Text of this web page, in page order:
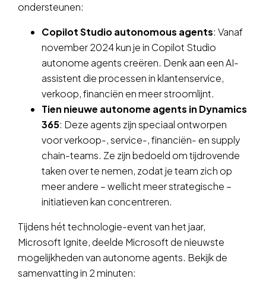
ondersteunen:
Copilot Studio autonomous agents: Vanaf
november 2024 kun je in Copilot Studio
autonome agents creëren. Denk aan een AI-
assistent die processen in klantenservice,
verkoop, financiën en meer stroomlijnt.
Tien nieuwe autonome agents in Dynamics
365: Deze agents zijn speciaal ontworpen
voor verkoop-, service-, financiën- en supply
chain-teams. Ze zijn bedoeld om tijdrovende
taken over te nemen, zodat je team zich op
meer andere – wellicht meer strategische –
initiatieven kan concentreren.
Tijdens hét technologie-event van het jaar,
Microsoft Ignite, deelde Microsoft de nieuwste
mogelijkheden van autonome agents. Bekijk de
samenvatting in 2 minuten: